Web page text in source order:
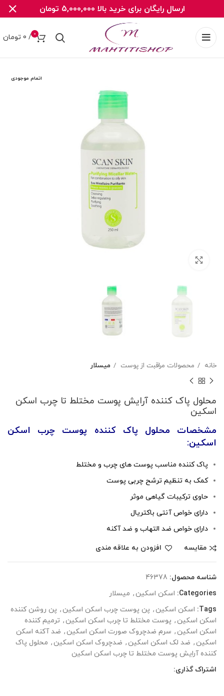
0
/
0 تومان
اتمام موجودی
خانه محصولات مراقبت از پوست میسلار
محلول پاک کننده آرایش پوست مختلط تا چرب اسکن
اسکین
مشخصات محلول پاک کننده پوست چرب اسکن
اسکین:
پاک کننده مناسب پوست های چرب و مختلط
کمک به تنظیم ترشح چربی پوست
حاوی ترکیبات گیاهی موثر
دارای خواص آنتی باکتریال
دارای خواص ضد التهاب و ضد آکنه
مقایسه
افزودن به علاقه مندی
شناسه محصول: 46378
Categories: اسکن اسکین , میسلار
Tags: اسکن اسکین , پن پوست چرب اسکن اسکین , پن روشن کننده
اسکن اسکین , پوست مختلط تا چرب اسکن اسکین , ترمیم کننده
اسکن اسکین , سرم ضدچروک صورت اسکن اسکین , ضد آکنه اسکن
اسکین , ضد لک اسکن اسکین , ضدچروک اسکن اسکین , محلول پاک
کننده آرایش پوست مختلط تا چرب اسکن اسکین
اشتراک گذاری:
ارسال رایگان برای خرید بالا 5,000,000 تومان